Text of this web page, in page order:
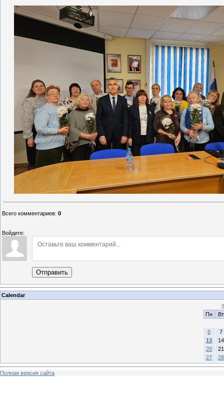
Всего комментариев: 0
Войдите:
Отправить
Calendar
«
Пн
Вт
6
7
13
14
20
21
27
28
Полная версия сайта